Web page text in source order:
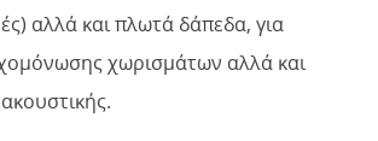
αλλά και πλωτά δάπεδα, για
χωρισμάτων αλλά και